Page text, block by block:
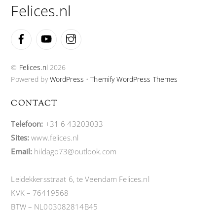
Felices.nl
FacebookYouTube
© Felices.nl 2026
Powered byWordPress •Themify WordPress Themes
CONTACT
Telefoon: +31 6 43203033
Sites: www.felices.nl
Email: hildago73@outlook.com
Leidekkersstraat 6, te Veendam Felices.nl
KVK – 76419568
BTW – NL003082814B45